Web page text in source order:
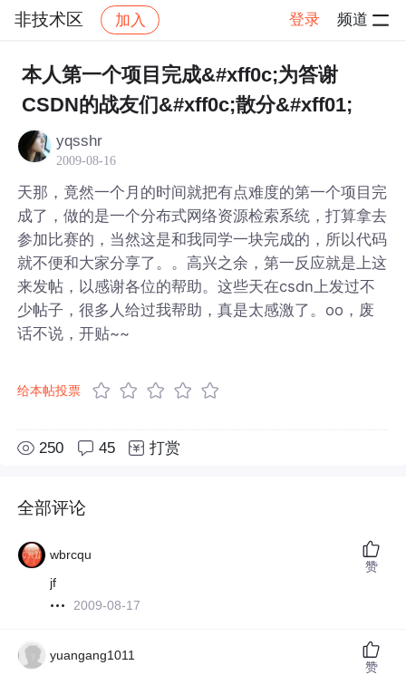
非技术区 加入 登录 频道
社区 非技术区 帖子详情
本人第一个项目完成&#xff0c;为答谢
CSDN的战友们&#xff0c;散分&#xff01;
yqsshr
2009-08-16
天那，竟然一个月的时间就把有点难度的第一个项目完
成了，做的是一个分布式网络资源检索系统，打算拿去
参加比赛的，当然这是和我同学一块完成的，所以代码
就不便和大家分享了。。高兴之余，第一反应就是上这
来发帖，以感谢各位的帮助。这些天在csdn上发过不
少帖子，很多人给过我帮助，真是太感激了。oo，废
话不说，开贴~~
给本帖投票
250 45 打赏
全部评论
wbrcqu
jf
2009-08-17
赞
yuangang1011
赞